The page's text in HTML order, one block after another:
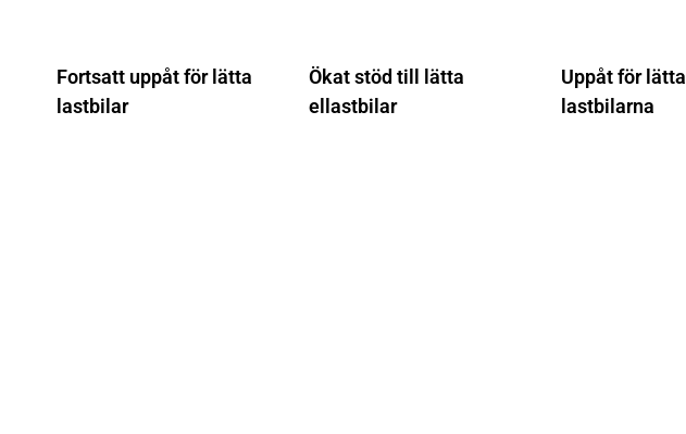
Fortsatt uppåt för lätta
lastbilar
Ökat stöd till lätta
ellastbilar
Uppåt för lätta
lastbilarna